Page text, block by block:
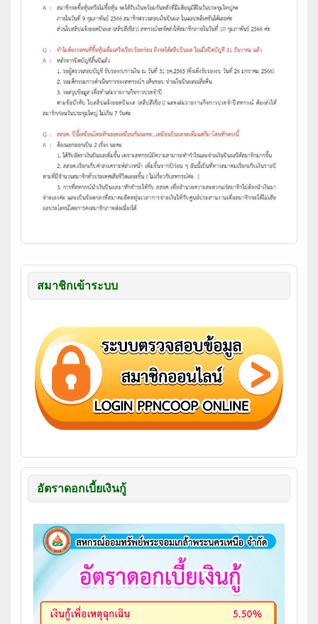
สมาชิกเข้าระบบ
อัตราดอกเบี้ยเงินกู้